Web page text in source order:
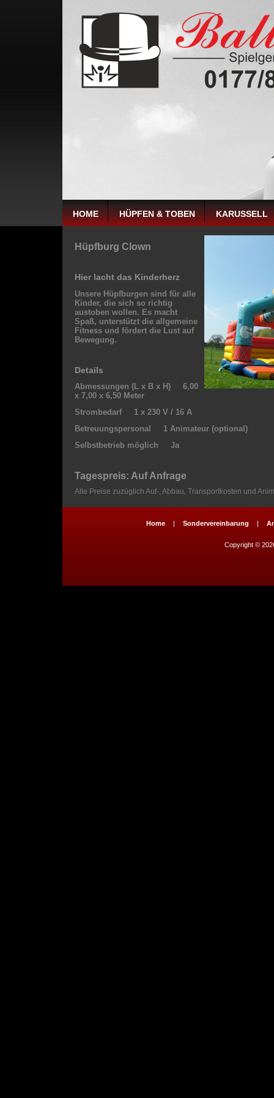
HOME HÜPFEN & TOBEN KARUSSELL
Hüpfburg Clown
Hier lacht das Kinderherz
Unsere Hüpfburgen sind für alle
Kinder, die sich so richtig
austoben wollen. Es macht
Spaß, unterstützt die allgemeine
Fitness und fördert die Lust auf
Bewegung.
Details
Abmessungen (L x B x H) 6,00
x 7,00 x 6,50 Meter
Strombedarf 1 x 230 V / 16 A
Betreuungspersonal 1 Animateur (optional)
Selbstbetrieb möglich Ja
Tagespreis: Auf Anfrage
Alle Preise zuzüglich Auf-, Abbau, Transportkosten und
Home | Sondervereinbarung |
Copyright ©